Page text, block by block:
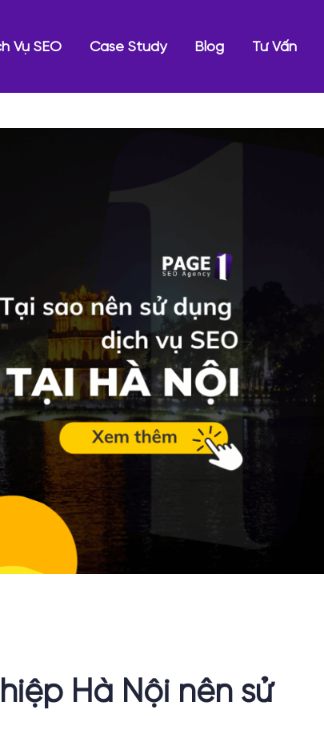
Vụ SEO Case Study Blog Tư Vấn
Hà Nội nên sử